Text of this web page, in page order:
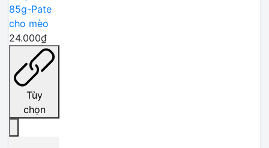
85g-Pate
cho mèo
24.000₫
Tùy
chọn